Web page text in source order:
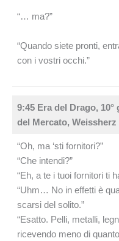
“… ma?”
“Quando siete pronti,
con i vostri occhi.”
9:45 Era del Drago,
del Mercato, Weissherz
“Oh, ma ‘sti fornitori?”
“Che intendi?”
“Eh, a te i tuoi fornitori ti
“Uhm… No in effetti è
scarsi del solito.”
“Esatto. Pelli, metalli,
ricevendo meno di